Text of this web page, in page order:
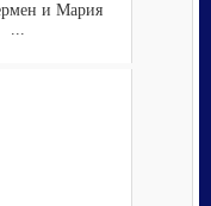
и Мария
...